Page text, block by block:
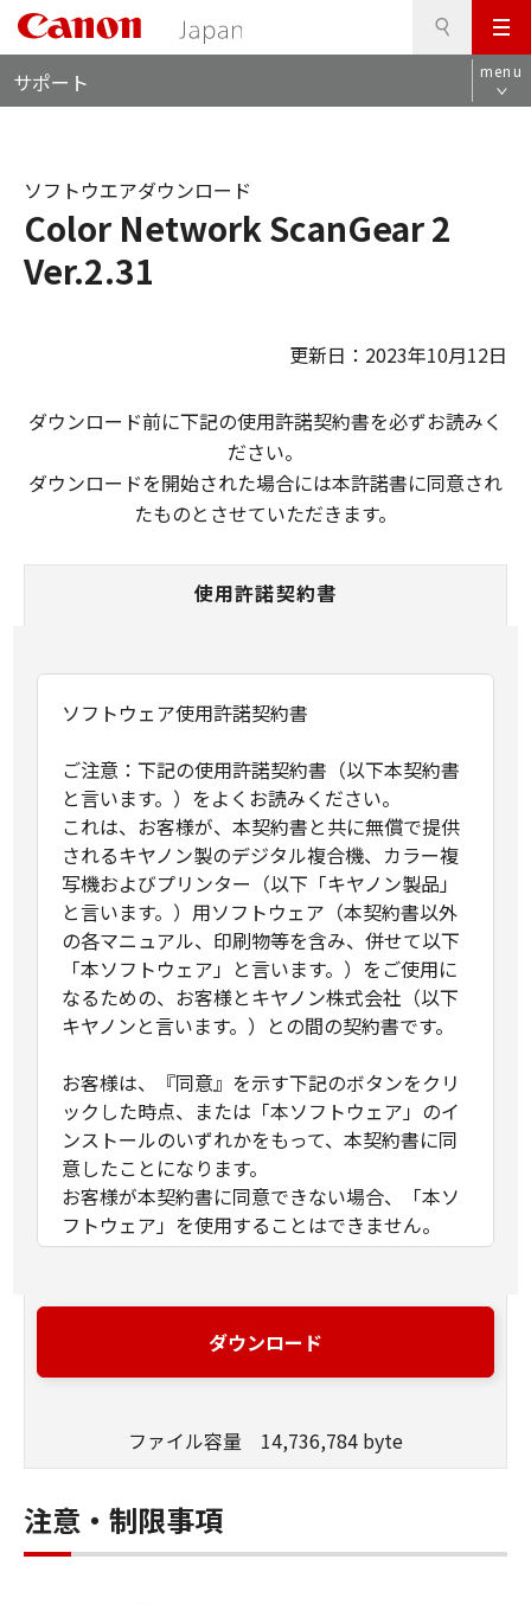
メ
ニ
ュ
サポート menu
Color Network ScanGear 2
Ver.2.31
ソフトウエアダウンロード
更新日：2023年10月12日
ダウンロード前に下記の使用許諾契約書を必ずお読みく
ださい。
ダウンロードを開始された場合には本許諾書に同意され
たものとさせていただきます。
使用許諾契約書
ソフトウェア使用許諾契約書
ご注意：下記の使用許諾契約書（以下本契約書
と言います。）をよくお読みください。
これは、お客様が、本契約書と共に無償で提供
されるキヤノン製のデジタル複合機、カラー複
写機およびプリンター（以下「キヤノン製品」
と言います。）用ソフトウェア（本契約書以外
の各マニュアル、印刷物等を含み、併せて以下
「本ソフトウェア」と言います。）をご使用に
なるための、お客様とキヤノン株式会社（以下
キヤノンと言います。）との間の契約書です。
お客様は、『同意』を示す下記のボタンをクリ
ックした時点、または「本ソフトウェア」のイ
ンストールのいずれかをもって、本契約書に同
意したことになります。
お客様が本契約書に同意できない場合、「本ソ
フトウェア」を使用することはできません。
(1) キヤノンは、お客様が「キヤノン製品」を利
用する目的のために、「キヤノン製品」に直接
（本契約書においては、「本ソフトウェア」を
ること、またはコンピューターにおいて表示す
ること、アクセスすること、もしくは実行する
ことのいずれも含むものとします。）するため
ダウンロード
ファイル容量 14,736,784 byte
注意・制限事項